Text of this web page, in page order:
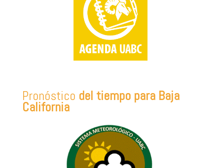
Pronóstico del tiempo para Baja
California